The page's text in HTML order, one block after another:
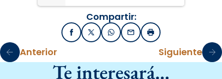
Compartir:
FacebookX / TwitterWhatsApp
EmailImprimir
Anterior Siguiente
Te interesará…